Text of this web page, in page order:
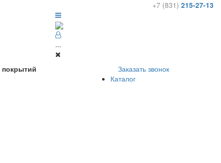
+7 (831) 215-27-13
покрытий
Заказать звонок
...
Каталог